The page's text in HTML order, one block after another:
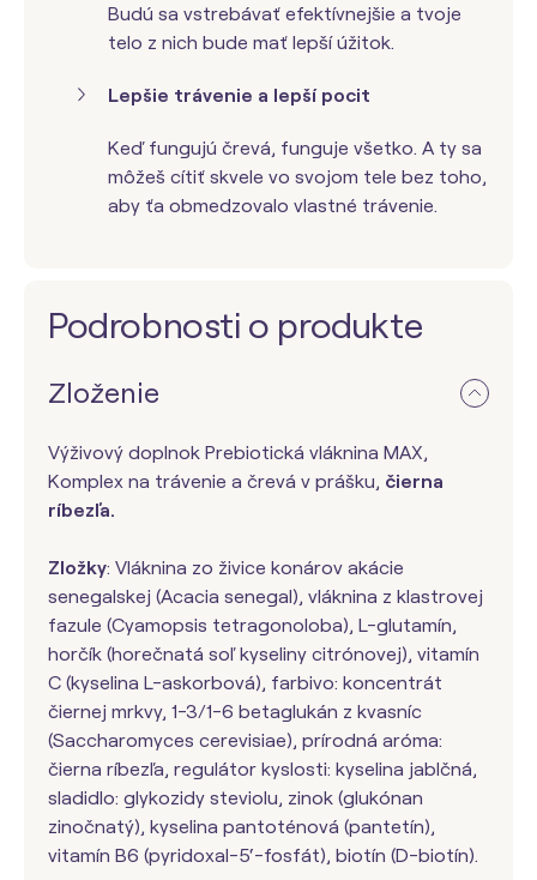
Budú sa vstrebávať efektívnejšie a tvoje
telo z nich bude mať lepší úžitok.
Lepšie trávenie a lepší pocit
Keď fungujú črevá, funguje všetko. A ty sa
môžeš cítiť skvele vo svojom tele bez toho,
aby ťa obmedzovalo vlastné trávenie.
Podrobnosti o produkte
Zloženie
Výživový doplnok Prebiotická vláknina MAX,
Komplex na trávenie a črevá v prášku, čierna
ríbezľa.
Zložky: Vláknina zo živice konárov akácie
senegalskej (Acacia senegal), vláknina z klastrovej
fazule (Cyamopsis tetragonoloba), L-glutamín,
horčík (horečnatá soľ kyseliny citrónovej), vitamín
C (kyselina L-askorbová), farbivo: koncentrát
čiernej mrkvy, 1-3/1-6 betaglukán z kvasníc
(Saccharomyces cerevisiae), prírodná aróma:
čierna ríbezľa, regulátor kyslosti: kyselina jablčná,
sladidlo: glykozidy steviolu, zinok (glukónan
zinočnatý), kyselina pantoténová (pantetín),
vitamín B6 (pyridoxal-5‘-fosfát), biotín (D-biotín).